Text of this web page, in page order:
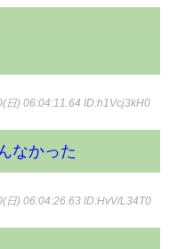
日) 06:04:11.64 ID:h1Vcj3kH0
なかった
日) 06:04:26.63 ID:HvV/L34T0